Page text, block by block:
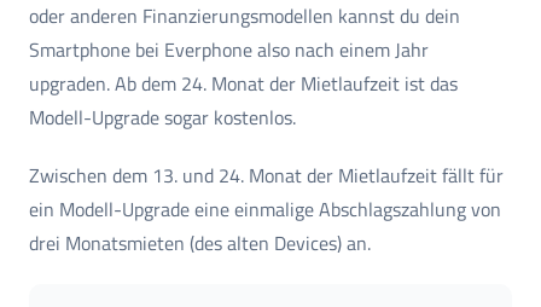
oder anderen Finanzierungsmodellen kannst du dein
Smartphone bei Everphone also nach einem Jahr
upgraden. Ab dem 24. Monat der Mietlaufzeit ist das
Modell-Upgrade sogar kostenlos.
Zwischen dem 13. und 24. Monat der Mietlaufzeit fällt für
ein Modell-Upgrade eine einmalige Abschlagszahlung von
drei Monatsmieten (des alten Devices) an.